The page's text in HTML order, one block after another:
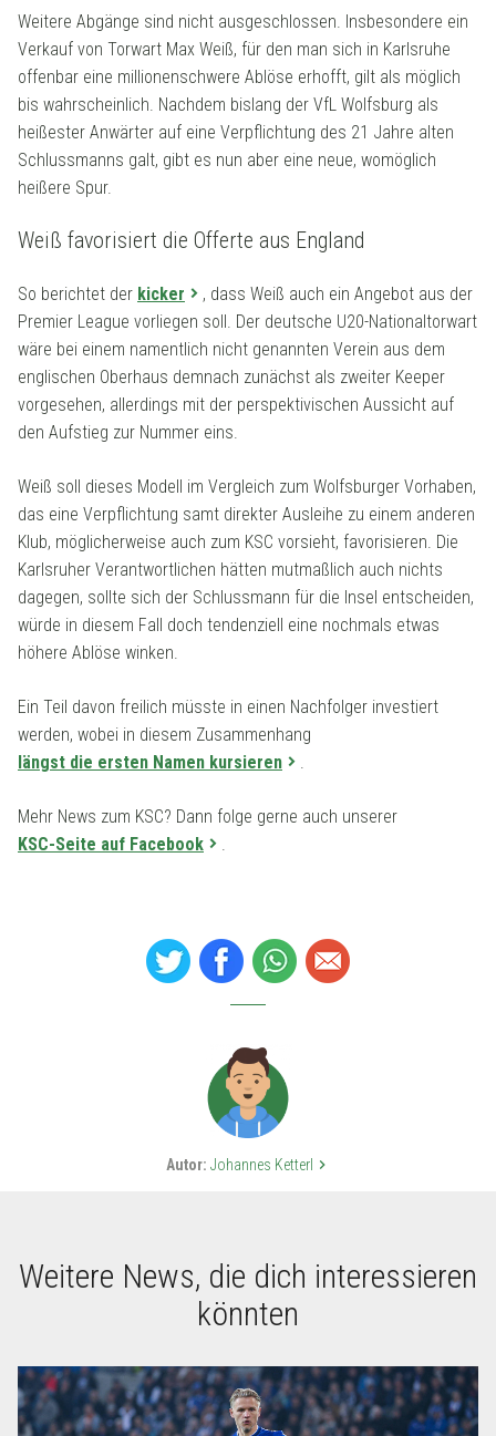
Weitere Abgänge sind nicht ausgeschlossen. Insbesondere ein
Verkauf von Torwart Max Weiß, für den man sich in Karlsruhe
offenbar eine millionenschwere Ablöse erhofft, gilt als möglich
bis wahrscheinlich. Nachdem bislang der VfL Wolfsburg als
heißester Anwärter auf eine Verpflichtung des 21 Jahre alten
Schlussmanns galt, gibt es nun aber eine neue, womöglich
heißere Spur.
Weiß favorisiert die Offerte aus England
So berichtet der kicker
, dass Weiß auch ein Angebot aus der
Premier League vorliegen soll. Der deutsche U20-Nationaltorwart
wäre bei einem namentlich nicht genannten Verein aus dem
englischen Oberhaus demnach zunächst als zweiter Keeper
vorgesehen, allerdings mit der perspektivischen Aussicht auf
den Aufstieg zur Nummer eins.
Weiß soll dieses Modell im Vergleich zum Wolfsburger Vorhaben,
das eine Verpflichtung samt direkter Ausleihe zu einem anderen
Klub, möglicherweise auch zum KSC vorsieht, favorisieren. Die
Karlsruher Verantwortlichen hätten mutmaßlich auch nichts
dagegen, sollte sich der Schlussmann für die Insel entscheiden,
würde in diesem Fall doch tendenziell eine nochmals etwas
höhere Ablöse winken.
Ein Teil davon freilich müsste in einen Nachfolger investiert
werden, wobei in diesem Zusammenhang
längst die ersten Namen kursieren
.
Mehr News zum KSC? Dann folge gerne auch unserer
KSC-Seite auf Facebook
.
Autor: Johannes Ketterl keyboard_arrow_right
Weitere News, die dich interessieren
könnten